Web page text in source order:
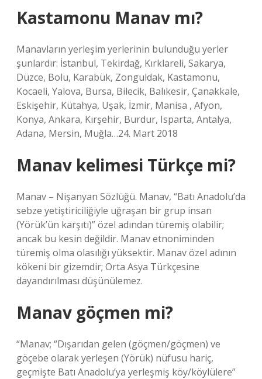
Kastamonu Manav mı?
Manavların yerleşim yerlerinin bulunduğu yerler
şunlardır: İstanbul, Tekirdağ, Kırklareli, Sakarya,
Düzce, Bolu, Karabük, Zonguldak, Kastamonu,
Kocaeli, Yalova, Bursa, Bilecik, Balıkesir, Çanakkale,
Eskişehir, Kütahya, Uşak, İzmir, Manisa , Afyon,
Konya, Ankara, Kırşehir, Burdur, Isparta, Antalya,
Adana, Mersin, Muğla…24. Mart 2018
Manav kelimesi Türkçe mi?
Manav – Nişanyan Sözlüğü. Manav, “Batı Anadolu’da
sebze yetiştiriciliğiyle uğraşan bir grup insan
(Yörük’ün karşıtı)” özel adından türemiş olabilir;
ancak bu kesin değildir. Manav etnoniminden
türemiş olma olasılığı yüksektir. Manav özel adının
kökeni bir gizemdir; Orta Asya Türkçesine
dayandırılması düşünülemez.
Manav göçmen mi?
“Manav; “Dışarıdan gelen (göçmen/göçmen) ve
göçebe olarak yerleşen (Yörük) nüfusu hariç,
geçmişte Batı Anadolu’ya yerleşmiş köy/köylülere”